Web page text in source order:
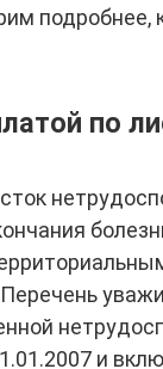
подробнее,
по
и